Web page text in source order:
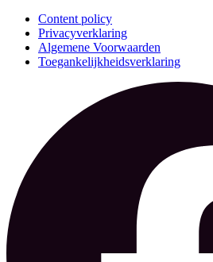
Content policy
Privacyverklaring
Algemene Voorwaarden
Toegankelijkheidsverklaring